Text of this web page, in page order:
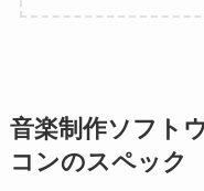
音楽制作ソフト
コンのスペック